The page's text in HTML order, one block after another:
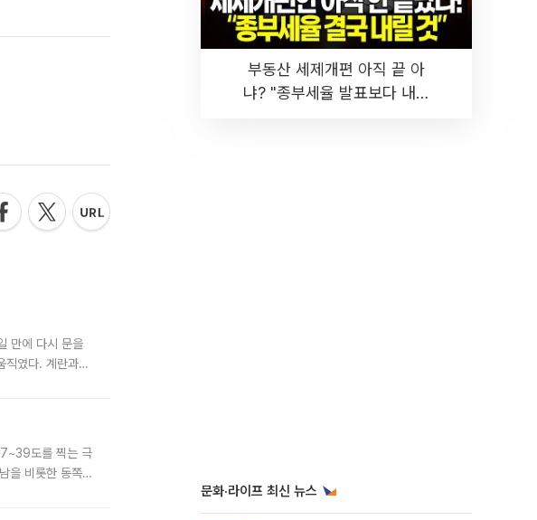
만에 다시 문을
직였다. 계란과
도를 찍는 극
을 비롯한 동쪽
부동산 세제개편 아직 끝 아
냐? "종부세율 발표보다 내릴
문화·라이프 최신 뉴스